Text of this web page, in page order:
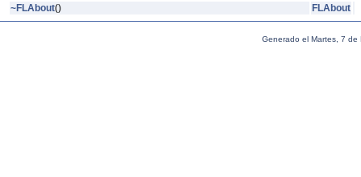
~FLAbout() FLAbout
Generado el Martes, 7